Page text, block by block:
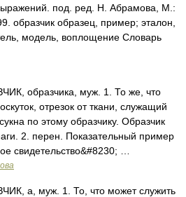
под. ред. Н. Абрамова, М.:
образчик образец, пример; эталон,
модель, воплощение Словарь
образчика, муж. 1. То же, что
отрезок от ткани, служащий
по этому образчику. Образчик
2. перен. Показательный пример
свидетельство&#8230; …
а, муж. 1. То, что может служить